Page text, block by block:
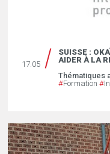
17.05
SUISSE :
AIDER À LA
Thématiques
#Formation #